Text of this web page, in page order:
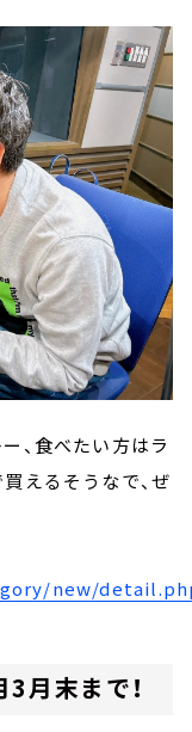
、食べたい方はラ
えるそうなで、ぜ
new/
月末まで！